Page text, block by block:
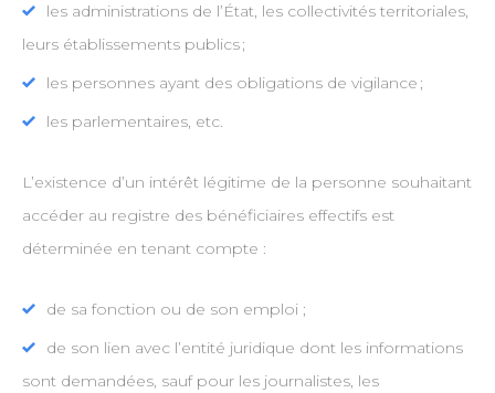
les administrations de l’État, les collectivités territoriales,
leurs établissements publics ;
les personnes ayant des obligations de vigilance ;
les parlementaires, etc.
L’existence d’un intérêt légitime de la personne souhaitant
accéder au registre des bénéficiaires effectifs est
déterminée en tenant compte :
de sa fonction ou de son emploi ;
de son lien avec l’entité juridique dont les informations
sont demandées, sauf pour les journalistes, les